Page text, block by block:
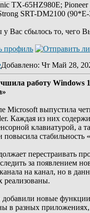
TX-65HZ980E;
SRT-DM2100
Вас сбылось то, чего
Добавлено: Чт Май 28,
работу Windows
Microsoft выпустила
Каждая из них
клавиатурой, а
повысила стабильность
перестраивать
за появлением
канала на канал, но в
реализованы.
добавили новые
в разных